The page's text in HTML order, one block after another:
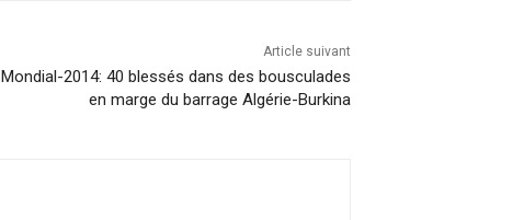
Article suivant
Mondial-2014: 40 blessés dans des bousculades
en marge du barrage Algérie-Burkina